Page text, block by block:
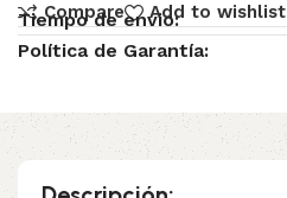
Compare
Add to wishlist
Tiempo de envio:
Política de Garantía: